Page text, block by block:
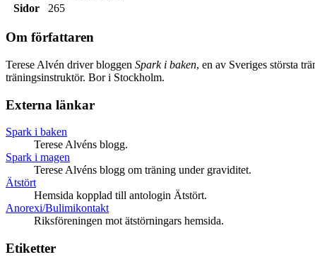
Sidor
265
Om författaren
Terese Alvén driver bloggen Spark i baken, en av Sveriges största
träningsinstruktör. Bor i Stockholm.
Externa länkar
Spark i baken
Terese Alvéns blogg.
Spark i magen
Terese Alvéns blogg om träning under graviditet.
Ätstört
Hemsida kopplad till antologin Ätstört.
Anorexi/Bulimikontakt
Riksföreningen mot ätstörningars hemsida.
Etiketter